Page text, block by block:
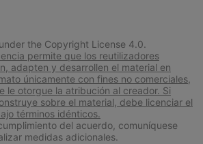
the Copyright License 4.0.
permite que los reutilizadores
adapten y desarrollen el material en
únicamente con fines no comerciales,
le otorgue la atribución al creador. Si
sobre el material, debe licenciar el
términos idénticos.
del acuerdo, comuníquese
medidas adicionales.